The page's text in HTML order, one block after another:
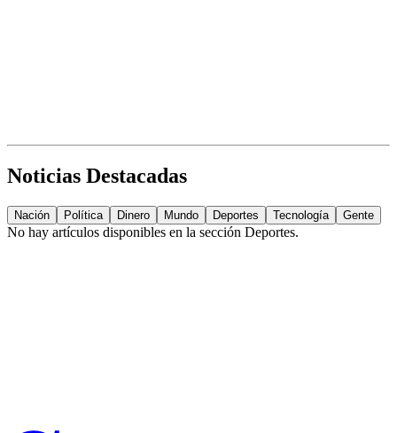
Noticias Destacadas
Nación Política Dinero Mundo Deportes Tecnología Gente
No hay artículos disponibles en la sección Deportes.